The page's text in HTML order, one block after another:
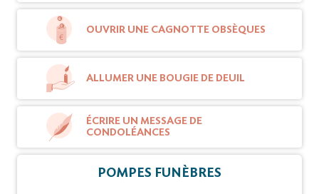
La famille remercie chaleureusement ses
infirmières dévouées.
Vous pouvez déposer vos messages de
condoléances et témoignages sur ce site.
OUVRIR UNE CAGNOTTE OBSÈQUES
ALLUMER UNE BOUGIE DE DEUIL
ÉCRIRE UN MESSAGE DE
CONDOLÉANCES
POMPES FUNÈBRES